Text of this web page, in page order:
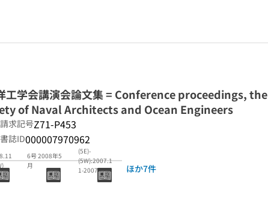
工学会講演会論文集 = Conference proceedings, the
of Naval Architects and Ocean Engineers
求記号Z71-P453
誌ID000007970962
6号 2008年5
月
(5E)-
(5W):2007.1
1-2007.11
ほか7件